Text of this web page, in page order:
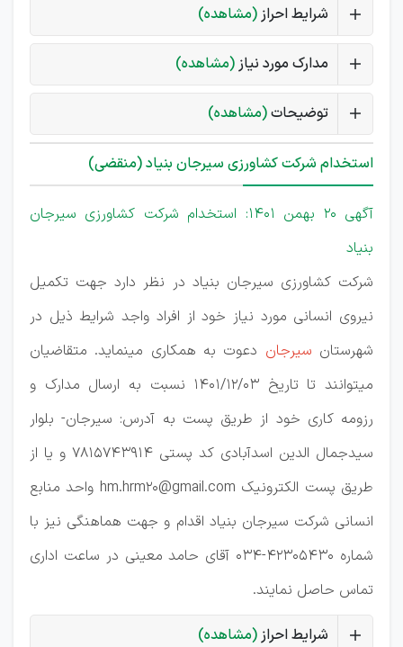
شرایط احراز(مشاهده)
مدارک مورد نیاز(مشاهده)
توضیحات(مشاهده)
استخدام شرکت کشاورزی سیرجان بنیاد (منقضی)
آگهی 20 بهمن 1401: استخدام شرکت کشاورزی سیرجان
بنیاد
شرکت کشاورزی سیرجان بنیاد در نظر دارد جهت تکمیل
نیروی انسانی مورد نیاز خود از افراد واجد شرایط ذیل در
شهرستان سیرجان دعوت به همکاری مینماید. متقاضیان
میتوانند تا تاریخ 1401/12/03 نسبت به ارسال مدارک و
رزومه کاری خود از طریق پست به آدرس: سیرجان- بلوار
سیدجمال الدین اسدآبادی کد پستی 7815743914 و یا از
طریق پست الکترونیک hm.hrm20@gmail.com واحد منابع
انسانی شرکت سیرجان بنیاد اقدام و جهت هماهنگی نیز با
شماره 42305430-034 آقای حامد معینی در ساعت اداری
تماس حاصل نمایند.
شرایط احراز(مشاهده)